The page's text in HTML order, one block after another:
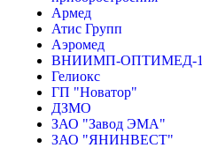
Армед
Атис Групп
Аэромед
ВНИИМП-ОПТИМЕД-1
Гелиокс
ГП "Новатор"
ДЗМО
ЗАО "Завод ЭМА"
ЗАО "ЯНИНВЕСТ"